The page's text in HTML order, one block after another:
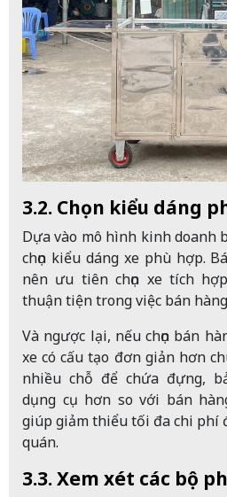
3.2. Chọn kiểu dáng
Dựa vào mô hình kinh doanh
chọn kiểu dáng xe phù hợp.
nên ưu tiên chọn xe tích
thuận tiện trong việc bán
Và ngược lại, nếu chọn bán
xe có cấu tạo đơn giản hơn
nhiều chỗ để chứa đựng,
dụng cụ hơn so với bán
giúp giảm thiểu tối đa chi phí
quán.
3.3. Xem xét các bộ